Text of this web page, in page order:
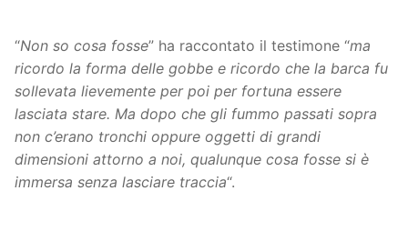
“Non so cosa fosse” ha raccontato il testimone “ma
ricordo la forma delle gobbe e ricordo che la barca fu
sollevata lievemente per poi per fortuna essere
lasciata stare. Ma dopo che gli fummo passati sopra
non c’erano tronchi oppure oggetti di grandi
dimensioni attorno a noi, qualunque cosa fosse si è
immersa senza lasciare traccia“.